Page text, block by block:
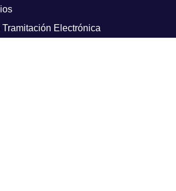
Electrónica